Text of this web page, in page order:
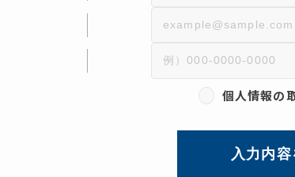
個人情報の
入力内